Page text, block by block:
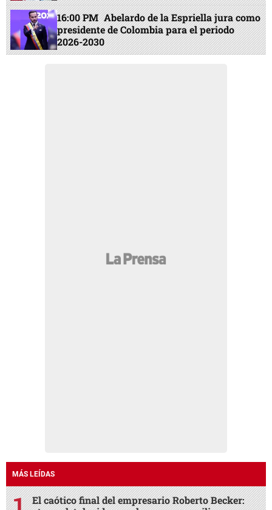
16:00 PM Abelardo de la Espriella jura como
presidente de Colombia para el periodo
2026-2030
MÁS LEÍDAS
El caótico final del empresario Roberto Becker: